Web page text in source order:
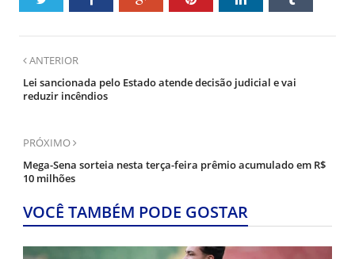
ANTERIOR
Lei sancionada pelo Estado atende decisão judicial e vai
reduzir incêndios
PRÓXIMO
Mega-Sena sorteia nesta terça-feira prêmio acumulado em R$
10 milhões
VOCÊ TAMBÉM PODE GOSTAR